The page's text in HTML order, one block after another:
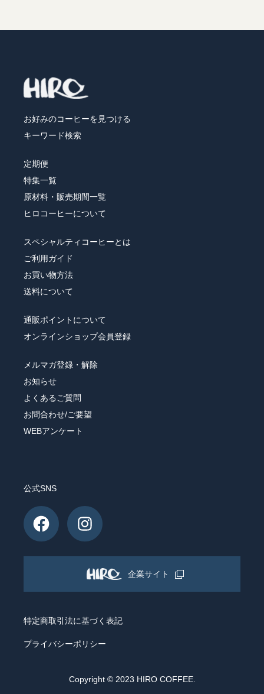
お好みのコーヒーを見つける
キーワード検索
定期便
特集一覧
原材料・販売期間一覧
ヒロコーヒーについて
スペシャルティコーヒーとは
ご利用ガイド
お買い物方法
送料について
通販ポイントについて
オンラインショップ会員登録
メルマガ登録・解除
お知らせ
よくあるご質問
お問合わせ/ご要望
WEBアンケート
公式SNS
企業サイト
特定商取引法に基づく表記
プライバシーポリシー
Copyright © 2023 HIRO COFFEE.